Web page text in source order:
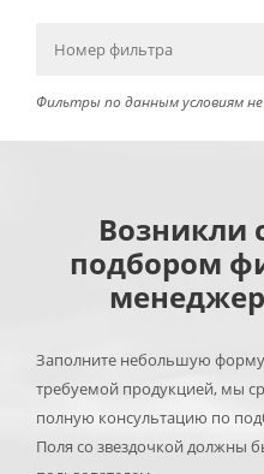
Фильтры по данным условиям
Возникли
подбором
Заполните небольшую
требуемой продукцией, мы
полную консультацию по
Поля со звездочкой должны